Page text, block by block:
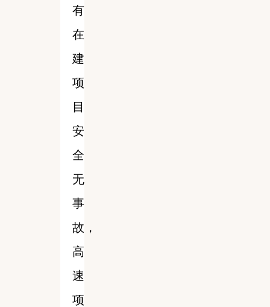
有
在
建
项
目
安
全
无
事
故，
高
速
项